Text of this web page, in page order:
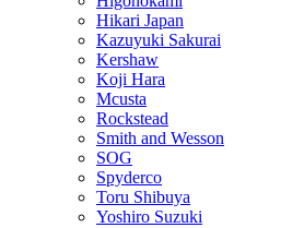
Hikari Japan
Kazuyuki Sakurai
Kershaw
Koji Hara
Mcusta
Rockstead
Smith and Wesson
SOG
Spyderco
Toru Shibuya
Yoshiro Suzuki